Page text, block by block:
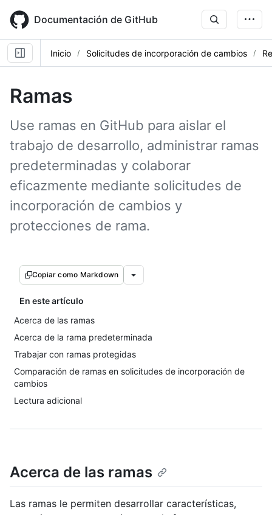
main
content
Documentación de GitHub
Inicio Solicitudes de incorporación de cambios
Ramas
Use ramas en GitHub para aislar el
trabajo de desarrollo, administrar ramas
predeterminadas y colaborar
eficazmente mediante solicitudes de
incorporación de cambios y
protecciones de rama.
Copiar como Markdown
En este artículo
Acerca de las ramas
Acerca de la rama predeterminada
Trabajar con ramas protegidas
Comparación de ramas en solicitudes de incorporación de
cambios
Lectura adicional
Acerca de las ramas
Las ramas le permiten desarrollar características,